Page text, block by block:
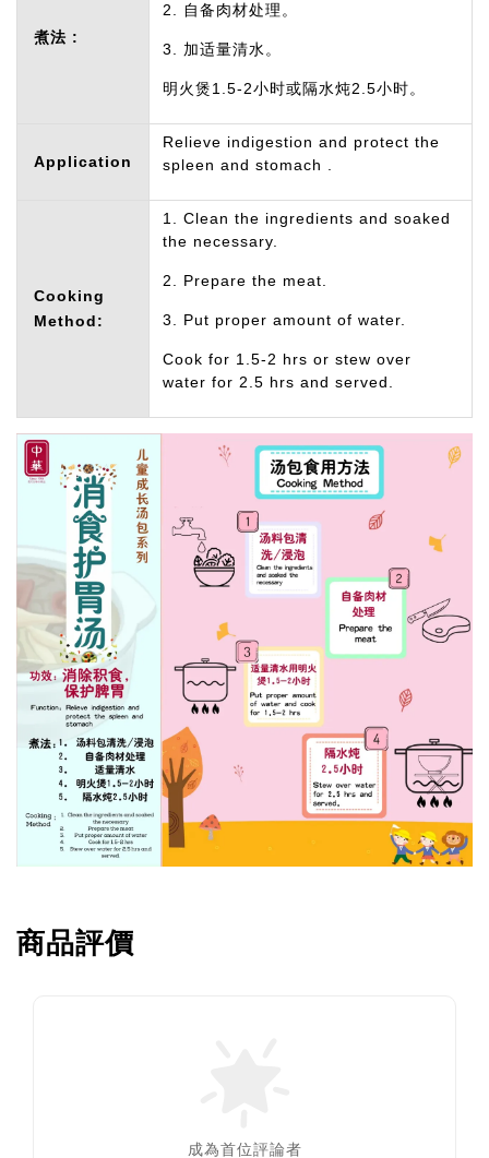
煮法 :
2. 自备肉材处理。
3. 加适量清水。
明火煲1.5-2小时或隔水炖2.5小时。
Application
Relieve indigestion and protect the
spleen and stomach .
Cooking
Method:
1. Clean the ingredients and soaked
the necessary.
2. Prepare the meat.
3. Put proper amount of water.
Cook for 1.5-2 hrs or stew over
water for 2.5 hrs and served.
商品評價
成為首位評論者